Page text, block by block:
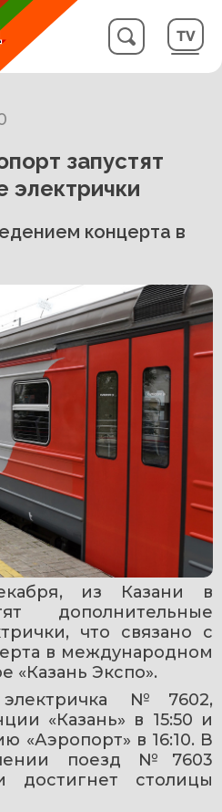
запустят
электрички
концерта в
из Казани в
дополнительные
что связано с
в международном
«Казань Экспо».
№7602,
«Казань» в 15:50 и
«Аэропорт» в 16:10. В
поезд №7603
столицы